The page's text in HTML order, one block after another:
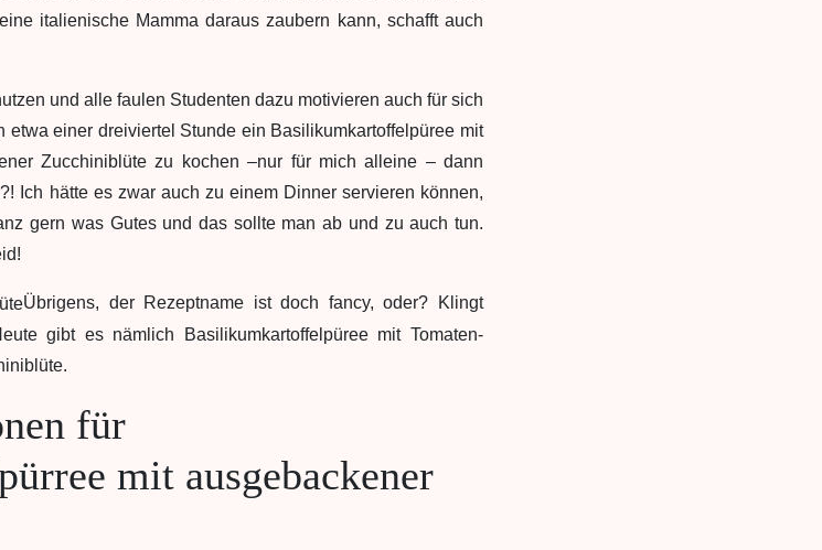
italienische Mamma daraus zaubern kann, schafft auch
und alle faulen Studenten dazu motivieren auch für sich
einer dreiviertel Stunde ein Basilikumkartoffelpüree mit
Zucchiniblüte zu kochen –nur für mich alleine – dann
Ich hätte es zwar auch zu einem Dinner servieren können,
gern was Gutes und das sollte man ab und zu auch tun.
Übrigens, der Rezeptname ist doch fancy, oder? Klingt
gibt es nämlich Basilikumkartoffelpüree mit Tomaten-
für
mit ausgebackener